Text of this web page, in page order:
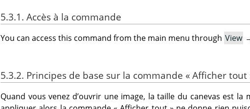
5.3.1. Accès à la commande
You can access this command from the main menu through View
5.3.2. Principes de base sur la commande «Afficher tout
Quand vous venez d’ouvrir une image, la taille du canevas est la